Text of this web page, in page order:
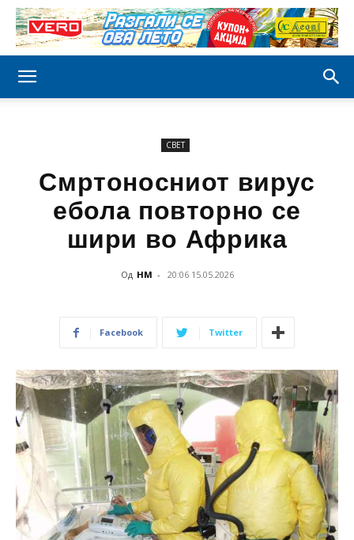
СВЕТ
Смртоносниот вирус
ебола повторно се
шири во Африка
Од НМ - 20:06 15.05.2026
Facebook Twitter